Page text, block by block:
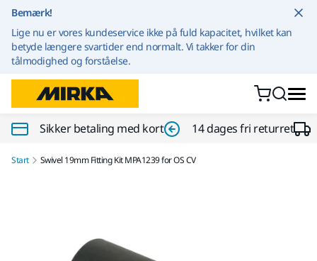
Bemærk!
Lige nu er vores kundeservice ikke på fuld kapacitet, hvilket kan
betyde længere svartider end normalt. Vi takker for din
tålmodighed og forståelse.
Sikker betaling med kort 14 dages fri returret
Start Swivel 19mm Fitting Kit MPA1239 for OS CV